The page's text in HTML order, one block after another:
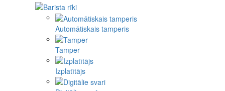
Automātiskais tamperis
Tamper
Izplatītājs